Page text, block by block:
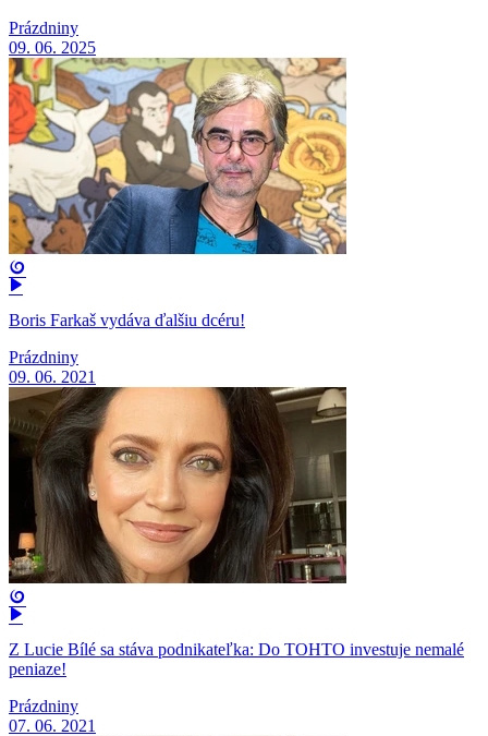
Prázdniny
09. 06. 2025
Boris Farkaš vydáva ďalšiu dcéru!
Prázdniny
09. 06. 2021
Z Lucie Bílé sa stáva podnikateľka: Do TOHTO investuje nemalé
peniaze!
Prázdniny
07. 06. 2021